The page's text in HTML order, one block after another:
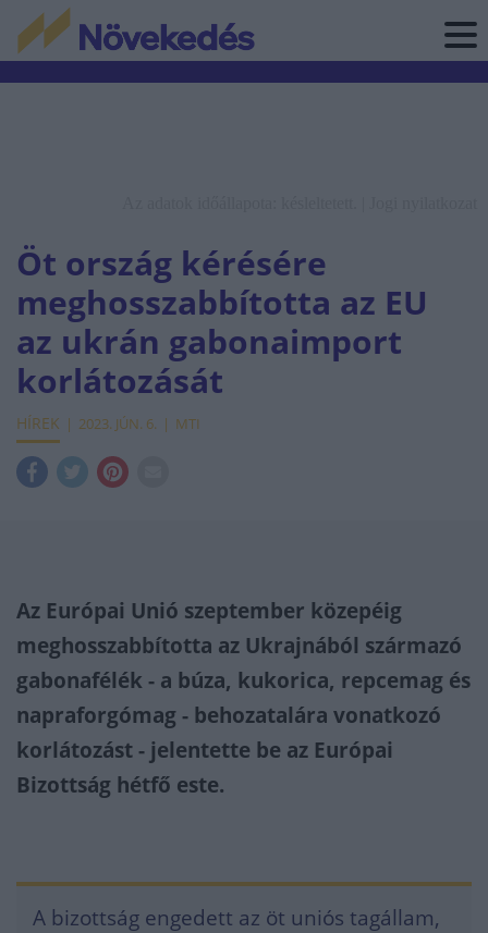
Öt ország kérésére
meghosszabbította az EU
az ukrán gabonaimport
korlátozását
HÍREK 2023. JÚN. 6. MTI
Az Európai Unió szeptember közepéig
meghosszabbította az Ukrajnából származó
gabonafélék - a búza, kukorica, repcemag és
napraforgómag - behozatalára vonatkozó
korlátozást - jelentette be az Európai
Bizottság hétfő este.
A bizottság engedett az öt uniós tagállam,